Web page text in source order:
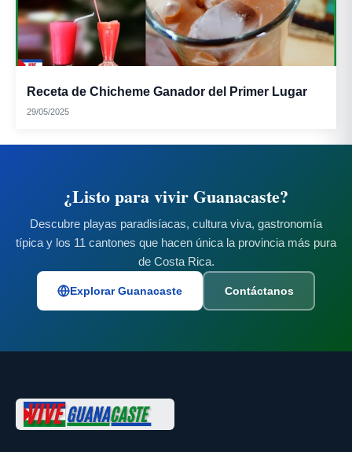
Receta de Chicheme Ganador del Primer Lugar
29/05/2025
¿Listo para vivir Guanacaste?
Descubre playas paradisíacas, cultura viva, gastronomía
típica y los 11 cantones que hacen única la provincia más pura
de Costa Rica.
Explorar Guanacaste Contáctanos